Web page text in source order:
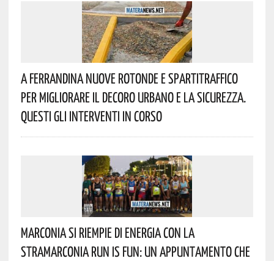
A Ferrandina Nuove Rotonde E Spartitraffico
Per Migliorare Il Decoro Urbano E La Sicurezza.
Questi Gli Interventi In Corso
Marconia Si Riempie Di Energia Con La
StraMarconia Run Is Fun: Un Appuntamento Che